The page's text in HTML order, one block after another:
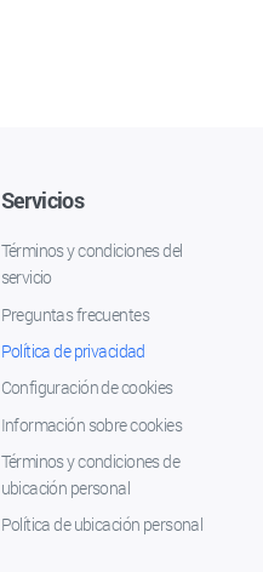
Servicios
Términos y condiciones del
servicio
Preguntas frecuentes
Política de privacidad
Configuración de cookies
Información sobre cookies
Términos y condiciones de
ubicación personal
Política de ubicación personal